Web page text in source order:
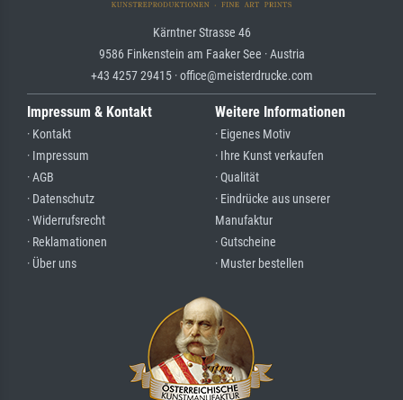
Kärntner Strasse 46
9586 Finkenstein am Faaker See · Austria
+43 4257 29415 · office@meisterdrucke.com
Impressum & Kontakt
· Kontakt
· Impressum
· AGB
· Datenschutz
· Widerrufsrecht
· Reklamationen
· Über uns
Weitere Informationen
· Eigenes Motiv
· Ihre Kunst verkaufen
· Qualität
· Eindrücke aus unserer
Manufaktur
· Gutscheine
· Muster bestellen